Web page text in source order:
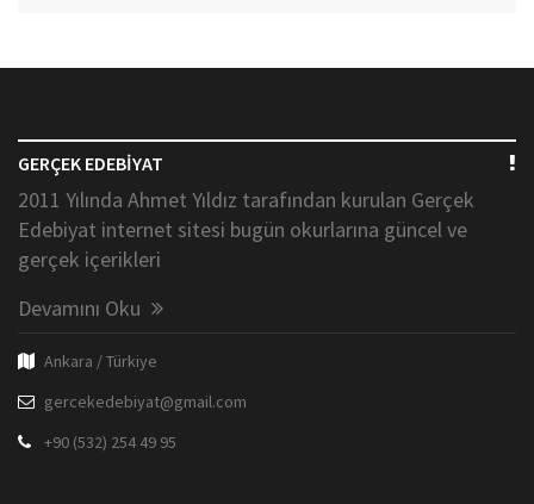
GERÇEK EDEBİYAT
2011 Yılında Ahmet Yıldız tarafından kurulan Gerçek
Edebiyat internet sitesi bugün okurlarına güncel ve
gerçek içerikleri
Devamını Oku
Ankara / Türkiye
gercekedebiyat@gmail.com
+90 (532) 254 49 95